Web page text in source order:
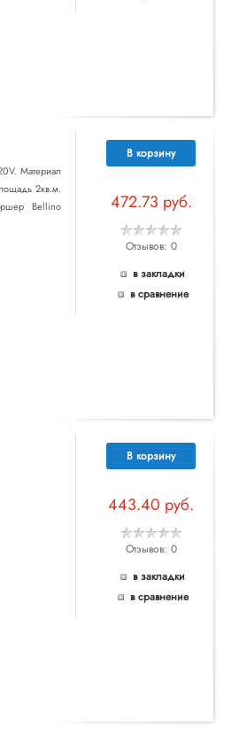
В корзину
472.73 руб.
Отзывов: 0
в закладки
в сравнение
Материал
2кв.м.
Bellino
В корзину
443.40 руб.
Отзывов: 0
в закладки
в сравнение